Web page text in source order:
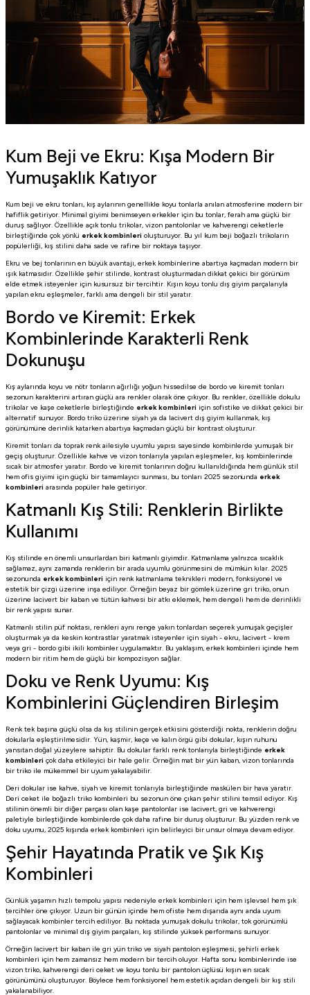
Kum Beji ve Ekru: Kışa Modern Bir
Yumuşaklık Katıyor
Kum beji ve ekru tonları, kış aylarının genellikle koyu tonlarla anılan atmosferine modern bir
hafiflik getiriyor. Minimal giyimi benimseyen erkekler için bu tonlar, ferah ama güçlü bir
duruş sağlıyor. Özellikle açık tonlu trikolar, vizon pantolonlar ve kahverengi ceketlerle
birleştiğinde çok yönlü erkek kombinleri oluşturuyor. Bu yıl kum beji boğazlı trikoların
popülerliği, kış stilini daha sade ve rafine bir noktaya taşıyor.
Ekru ve bej tonlarının en büyük avantajı, erkek kombinlerine abartıya kaçmadan modern bir
ışık katmasıdır. Özellikle şehir stilinde, kontrast oluşturmadan dikkat çekici bir görünüm
elde etmek isteyenler için kusursuz bir tercihtir. Kışın koyu tonlu dış giyim parçalarıyla
yapılan ekru eşleşmeler, farklı ama dengeli bir stil yaratır.
Bordo ve Kiremit: Erkek
Kombinlerinde Karakterli Renk
Dokunuşu
Kış aylarında koyu ve nötr tonların ağırlığı yoğun hissedilse de bordo ve kiremit tonları
sezonun karakterini artıran güçlü ara renkler olarak öne çıkıyor. Bu renkler, özellikle dokulu
trikolar ve kaşe ceketlerle birleştiğinde erkek kombinleri için sofistike ve dikkat çekici bir
alternatif sunuyor. Bordo triko üzerine siyah ya da lacivert dış giyim kullanmak, kış
görünümüne derinlik katarken abartıya kaçmadan güçlü bir kontrast oluşturur.
Kiremit tonları da toprak renk ailesiyle uyumlu yapısı sayesinde kombinlerde yumuşak bir
geçiş oluşturur. Özellikle kahve ve vizon tonlarıyla yapılan eşleşmeler, kış kombinlerinde
sıcak bir atmosfer yaratır. Bordo ve kiremit tonlarının doğru kullanıldığında hem günlük stil
hem ofis giyimi için güçlü bir tamamlayıcı sunması, bu tonları 2025 sezonunda erkek
kombinleri arasında popüler hale getiriyor.
Katmanlı Kış Stili: Renklerin Birlikte
Kullanımı
Kış stilinde en önemli unsurlardan biri katmanlı giyimdir. Katmanlama yalnızca sıcaklık
sağlamaz, aynı zamanda renklerin bir arada uyumlu görünmesini de mümkün kılar. 2025
sezonunda erkek kombinleri için renk katmanlama teknikleri modern, fonksiyonel ve
estetik bir çizgi üzerine inşa ediliyor. Örneğin beyaz bir gömlek üzerine gri triko, onun
üzerine lacivert bir kaban ve tütün kahvesi bir atkı eklemek, hem dengeli hem de derinlikli
bir renk yapısı sunar.
Katmanlı stilin püf noktası, renkleri aynı renge yakın tonlardan seçerek yumuşak geçişler
oluşturmak ya da keskin kontrastlar yaratmak isteyenler için siyah - ekru, lacivert - krem
veya gri - bordo gibi ikili kombinler uygulamaktır. Bu yaklaşım, erkek kombinleri içinde hem
modern bir ritim hem de güçlü bir kompozisyon sağlar.
Doku ve Renk Uyumu: Kış
Kombinlerini Güçlendiren Birleşim
Renk tek başına güçlü olsa da kış stilinin gerçek etkisini gösterdiği nokta, renklerin doğru
dokularla eşleştirilmesidir. Yün, kaşmir, keçe ve kalın örgü gibi dokular, kışın ruhunu
yansıtan doğal yüzeylere sahiptir. Bu dokular farklı renk tonlarıyla birleştiğinde erkek
kombinleri çok daha etkileyici bir hale gelir. Örneğin mat bir yün kaban, vizon tonlarında
bir triko ile mükemmel bir uyum yakalayabilir.
Deri dokular ise kahve, siyah ve kiremit tonlarıyla birleştiğinde maskülen bir hava yaratır.
Deri ceket ile boğazlı triko kombinleri bu sezonun öne çıkan şehir stilini temsil ediyor. Kış
stilinin önemli bir diğer parçası olan kaşe pantolonlar ise lacivert, gri ve kahverengi
paletiyle birleştiğinde kombinlerde çok daha rafine bir duruş oluşturur. Bu yüzden renk ve
doku uyumu, 2025 kışında erkek kombinleri için belirleyici bir unsur olmaya devam ediyor.
Şehir Hayatında Pratik ve Şık Kış
Kombinleri
Günlük yaşamın hızlı tempolu yapısı nedeniyle erkek kombinleri için hem işlevsel hem şık
tercihler öne çıkıyor. Uzun bir günün içinde hem ofiste hem dışarıda aynı anda uyum
sağlayacak kombinler tercih ediliyor. Bu noktada yumuşak dokulu trikolar, tok görünümlü
pantolonlar ve minimal dış giyim parçaları, kış stilinde yüksek performans sunuyor.
Örneğin lacivert bir kaban ile gri yün triko ve siyah pantolon eşleşmesi, şehirli erkek
kombinleri için hem zamansız hem modern bir tercih oluyor. Hafta sonu kombinlerinde ise
vizon triko, kahverengi deri ceket ve koyu tonlu bir pantolon üçlüsü kışın en sıcak
görünümünü oluşturuyor. Böylece hem fonksiyonel hem estetik açıdan dengeli bir kış stili
yakalanabiliyor.